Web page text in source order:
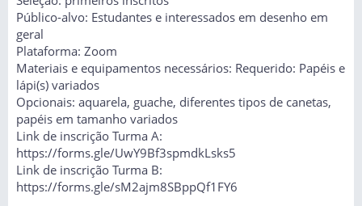
Público-alvo: Estudantes e interessados em desenho em
geral
Plataforma: Zoom
Materiais e equipamentos necessários: Requerido: Papéis e
lápi(s) variados
Opcionais: aquarela, guache, diferentes tipos de canetas,
papéis em tamanho variados
Link de inscrição Turma A:
https://forms.gle/UwY9Bf3spmdkLsks5
Link de inscrição Turma B:
https://forms.gle/sM2ajm8SBppQf1FY6